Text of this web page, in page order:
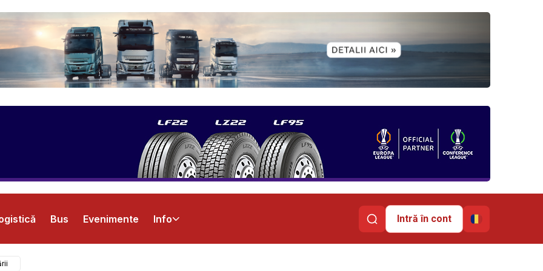
Bus Evenimente Info Intră în cont